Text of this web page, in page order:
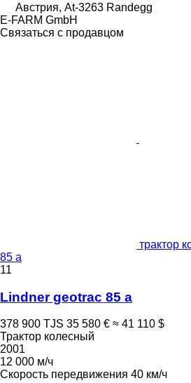
Австрия, At-3263 Randegg
E-FARM GmbH
Связаться с продавцом
трактор
85 a
11
Lindner geotrac 85 a
378 900 TJS 35 580 € ≈ 41 110 $
Трактор колесный
2001
12 000 м/ч
Скорость передвижения 40 км/ч